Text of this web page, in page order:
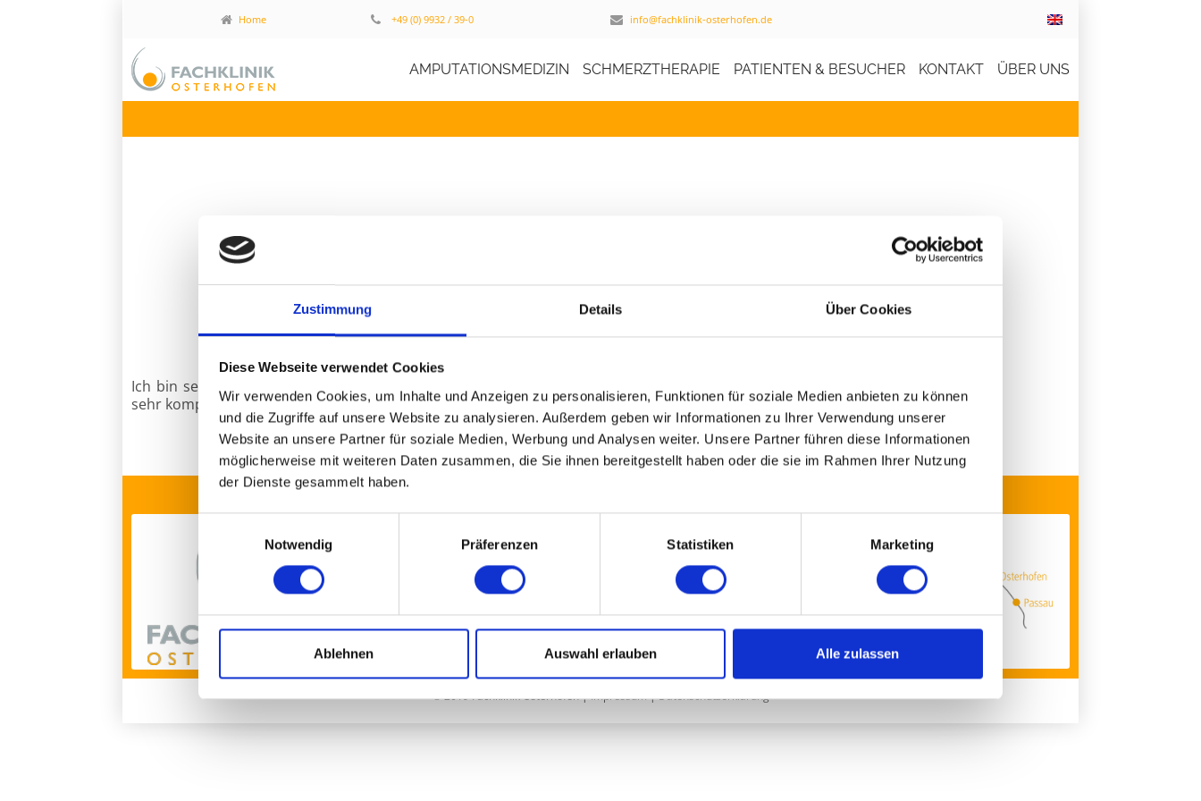
Zustimmung Details Über Cookies
Diese Webseite verwendet Cookies
Wir verwenden Cookies, um Inhalte und Anzeigen zu personalisieren, Funktionen für soziale Medien anbieten zu können
und die Zugriffe auf unsere Website zu analysieren. Außerdem geben wir Informationen zu Ihrer Verwendung unserer
Website an unsere Partner für soziale Medien, Werbung und Analysen weiter. Unsere Partner führen diese Informationen
möglicherweise mit weiteren Daten zusammen, die Sie ihnen bereitgestellt haben oder die sie im Rahmen Ihrer Nutzung
der Dienste gesammelt haben.
Notwendig
Präferenzen Statistiken Marketing
Ablehnen Auswahl erlauben Alle zulassen
Home +49 (0) 9932 / 39-0 info@fachklinik-osterhofen.de
AMPUTATIONSMEDIZIN SCHMERZTHERAPIE PATIENTEN & BESUCHER KONTAKT ÜBER UNS
03. 2021
Ich bin sehr zufrieden. Das gesamte Team, ob Ärzte, Psychologen, Physiotherapeuten, Pflegepersonal, alle sind
sehr kompetent, verständnisvoll und freundlich.
KONTAKTDATEN
Plattlinger Straße 29
info@fachklinik-osterhofen.de
Kontaktformular
Kontaktmöglichkeiten.
© 2019 Fachklinik Osterhofen |Impressum|Datenschutzerklärung